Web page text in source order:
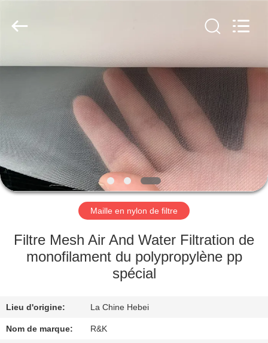
MAISON
PRODUITS
AU
SUJET
DE
NOUS
VISITE
D'USINE
DE
QUALITÉ
Mesh
Maille en nylon de filtre
Filtre Mesh Air And Water Filtration de
monofilament du polypropylène pp
spécial
Lieu d'origine: La Chine Hebei
Nom de marque: R&K